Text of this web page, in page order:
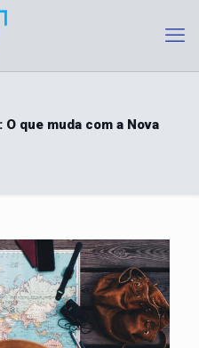
que muda com a Nova